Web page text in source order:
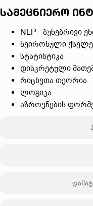
სამეცნიერო
NLP - ბუნებრივი
ნეირონული
სტატისტიკა
დისკრეტული
რიცხვთა თეორია
ლოგიკა
აზროვნების